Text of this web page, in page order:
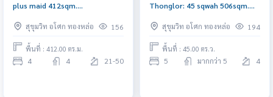
plus maid 412sqm.
0656199198
สุขุมวิท อโศก ทองหล่อ 156
พื้นที่ : 412.00 ตร.ม.
4 4 21-50
Thonglor: 45 sqwah 506sqm.
0656199198
สุขุมวิท อโศก ทองหล่อ 194
พื้นที่ : 45.00 ตร.ว.
5 มากกว่า 5 4